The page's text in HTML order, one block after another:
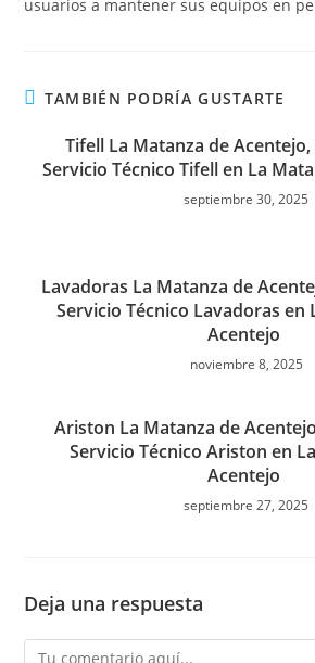
usuarios a mantener sus equipos en
TAMBIÉN PODRÍA GUSTARTE
Tifell La Matanza de
Servicio Técnico Tifell en La
septiembre 30, 2025
Lavadoras La Matanza de
Servicio Técnico Lavadoras en
Acentejo
noviembre 8, 2025
Ariston La Matanza de
Servicio Técnico Ariston en
Acentejo
septiembre 27, 2025
Deja una respuesta
Comentario